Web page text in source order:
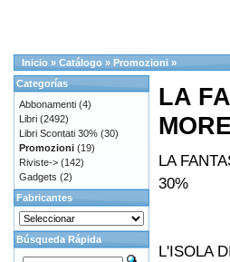
Inicio » Catálogo » Promozioni »
LA
LA
30%
L'ISOLA
Categorías
Abbonamenti (4)
Libri (2492)
Libri Scontati 30% (30)
Promozioni (19)
Riviste-> (142)
Gadgets (2)
Fabricantes
Búsqueda Rápida